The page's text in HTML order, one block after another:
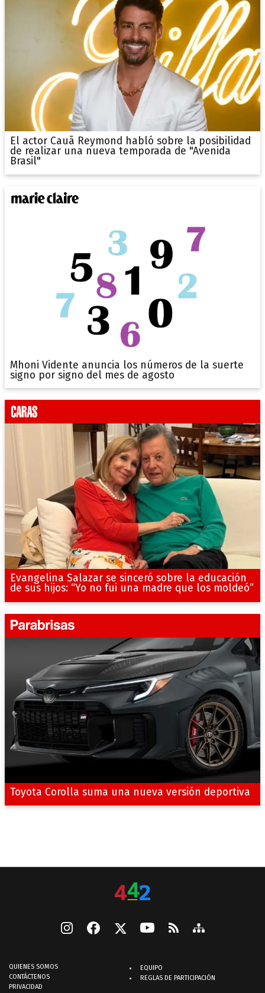
El actor Cauã Reymond habló sobre la posibilidad
de realizar una nueva temporada de "Avenida
Brasil"
Mhoni Vidente anuncia los números de la suerte
signo por signo del mes de agosto
Evangelina Salazar se sinceró sobre la educación
de sus hijos: “Yo no fui una madre que los moldeó”
Toyota Corolla suma una nueva versión deportiva
QUIENES SOMOS
CONTÁCTENOS
PRIVACIDAD
EQUIPO
REGLAS DE PARTICIPACIÓN